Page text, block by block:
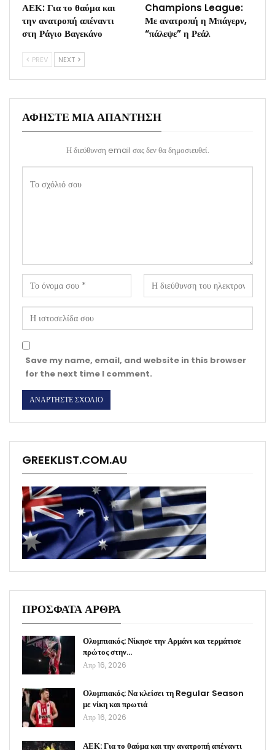
ΑΕΚ: Για το θαύμα και
την ανατροπή απέναντι
στη Ράγιο Βαγεκάνο
Champions League:
Με ανατροπή η Μπάγερν,
“πάλεψε” η Ρεάλ
PREV NEXT
ΑΦΉΣΤΕ ΜΙΑ ΑΠΆΝΤΗΣΗ
Η διεύθυνση email σας δεν θα δημοσιευθεί.
Save my name, email, and website in this browser
for the next time I comment.
GREEKLIST.COM.AU
ΠΡΟΣΦΑΤΑ ΑΡΘΡΑ
Ολυμπιακός: Νίκησε την Αρμάνι και τερμάτισε
πρώτος στην…
Απρ 16, 2026
Ολυμπιακός: Να κλείσει τη Regular Season
με νίκη και πρωτιά
Απρ 16, 2026
ΑΕΚ: Για το θαύμα και την ανατροπή απέναντι